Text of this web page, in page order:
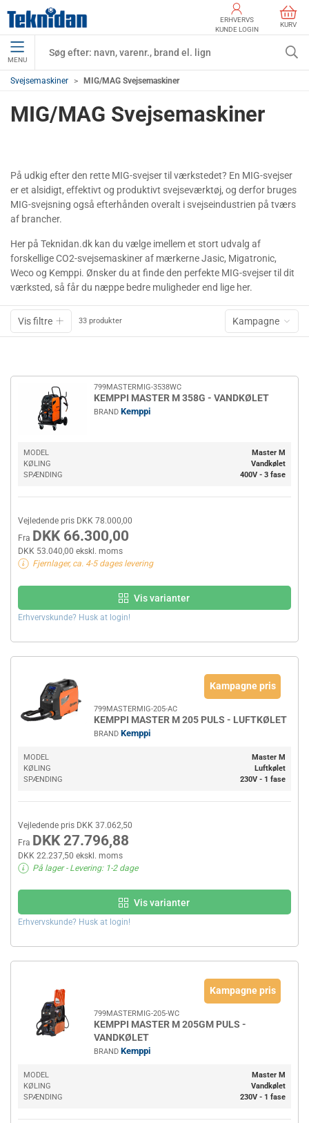
ERHVERVS
KUNDE LOGIN
KURV
MENU
Svejsemaskiner MIG/MAG Svejsemaskiner
MIG/MAG Svejsemaskiner
På udkig efter den rette MIG-svejser til værkstedet? En MIG-svejser
er et alsidigt, effektivt og produktivt svejseværktøj, og derfor bruges
MIG-svejsning også efterhånden overalt i svejseindustrien på tværs
af brancher.
Her på Teknidan.dk kan du vælge imellem et stort udvalg af
forskellige CO2-svejsemaskiner af mærkerne Jasic, Migatronic,
Weco og Kemppi. Ønsker du at finde den perfekte MIG-svejser til dit
værksted, så får du næppe bedre muligheder end lige her.
Vis filtre 33 produkter Kampagne
799MASTERMIG-3538WC
KEMPPI MASTER M 358G - VANDKØLET
BRAND Kemppi
MODEL
Master M
KØLING
Vandkølet
SPÆNDING
400V - 3 fase
Vejledende pris DKK 78.000,00
Fra DKK 66.300,00
DKK 53.040,00 ekskl. moms
Fjernlager, ca. 4-5 dages levering
Vis varianter
Erhvervskunde? Husk at login!
Kampagne pris
799MASTERMIG-205-AC
KEMPPI MASTER M 205 PULS - LUFTKØLET
BRAND Kemppi
MODEL
Master M
KØLING
Luftkølet
SPÆNDING
230V - 1 fase
Vejledende pris DKK 37.062,50
Fra DKK 27.796,88
DKK 22.237,50 ekskl. moms
På lager- Levering: 1-2 dage
Vis varianter
Erhvervskunde? Husk at login!
Kampagne pris
799MASTERMIG-205-WC
KEMPPI MASTER M 205GM PULS -
VANDKØLET
BRAND Kemppi
MODEL
Master M
KØLING
Vandkølet
SPÆNDING
230V - 1 fase